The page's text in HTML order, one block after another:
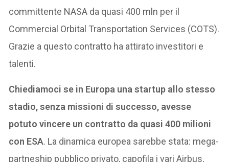
committente NASA da quasi 400 mln per il
Commercial Orbital Transportation Services (COTS).
Grazie a questo contratto ha attirato investitori e
talenti.
Chiediamoci se in Europa una startup allo stesso
stadio, senza missioni di successo, avesse
potuto vincere un contratto da quasi 400 milioni
con ESA. La dinamica europea sarebbe stata: mega-
partneship pubblico privato, capofila i vari Airbus,